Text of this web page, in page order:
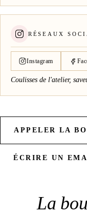
RÉSEAUX
Instagram
Coulisses de l'atelier,
APPELER LA
ÉCRIRE UN
La